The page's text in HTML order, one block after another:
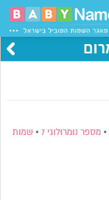
• מספר נומרולוגי 7 • שמות